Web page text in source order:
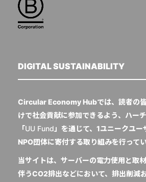
DIGITAL SUSTAINABILITY
Circular Economy Hubでは、読者の
けで社会貢献に参加できるよう、ハー
「UU Fund 」を通じて、1ユニークユ
NPO団体に寄付する取り組みを行ってい
当サイトは、サーバーの電力使用と取
伴うCO2排出などにおいて、排出削減